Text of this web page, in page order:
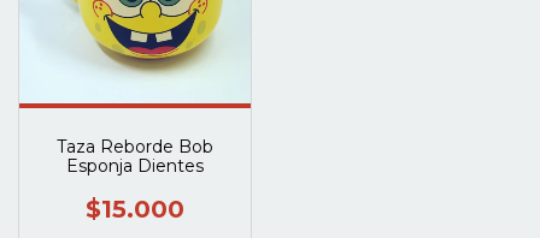
Taza Reborde Bob
Esponja Dientes
$15.000